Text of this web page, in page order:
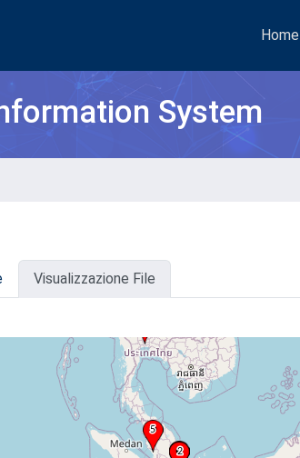
Home
System
Visualizzazione File